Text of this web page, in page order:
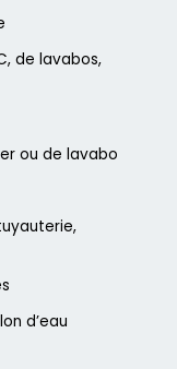
de lavabos,
ou de lavabo
d’eau